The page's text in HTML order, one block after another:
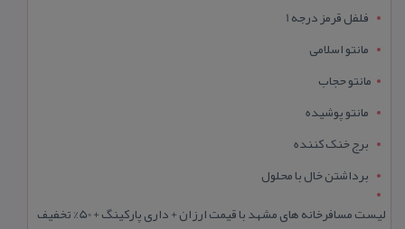
فلفل قرمز درجه 1
مانتو اسلامی
مانتو حجاب
مانتو پوشیده
برج خنک کننده
برداشتن خال با محلول
لیست مسافرخانه های مشهد با قیمت ارزان + داری پارکینگ + 50% تخفیف